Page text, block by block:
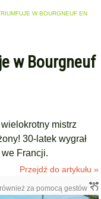
W BOURGNEUF EN
w Bourgneuf
mistrz
30-latek wygrał
we Francji.
Przejdź do artykułu »
za pomocą gestów